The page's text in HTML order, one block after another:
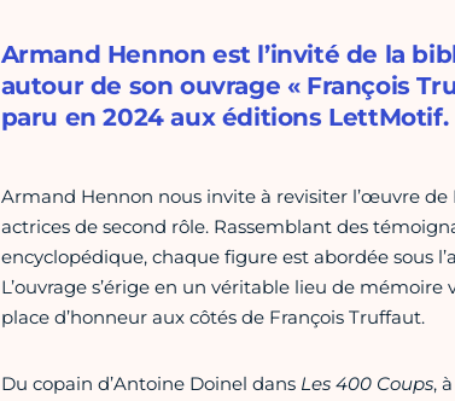
Armand Hennon est l’invité de la
autour de son ouvrage « François
paru en 2024 aux éditions LettMotif.
Armand Hennon nous invite à revisiter l’œuvre
actrices de second rôle. Rassemblant des
encyclopédique, chaque figure est abordée sous
L’ouvrage s’érige en un véritable lieu de
place d’honneur aux côtés de François Truffaut.
Du copain d’Antoine Doinel dans Les 400 Coups,